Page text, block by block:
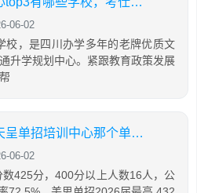
06-02
校，是四川办学多年的老牌优质文
升学规划中心。紧跟教育政策发展
新都区美思，考仕通，天呈单招培训中心那个单招机构升学率最高
06-02
425分，400分以上人数16人，公